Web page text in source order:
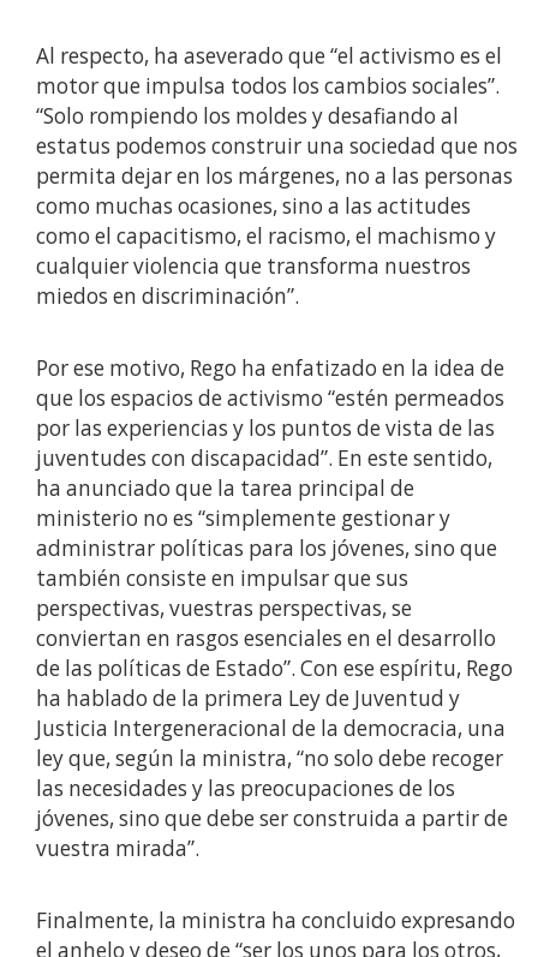
Al respecto, ha aseverado que “el activismo es el
motor que impulsa todos los cambios sociales”.
“Solo rompiendo los moldes y desafiando al
estatus podemos construir una sociedad que nos
permita dejar en los márgenes, no a las personas
como muchas ocasiones, sino a las actitudes
como el capacitismo, el racismo, el machismo y
cualquier violencia que transforma nuestros
miedos en discriminación”.
Por ese motivo, Rego ha enfatizado en la idea de
que los espacios de activismo “estén permeados
por las experiencias y los puntos de vista de las
juventudes con discapacidad”. En este sentido,
ha anunciado que la tarea principal de
ministerio no es “simplemente gestionar y
administrar políticas para los jóvenes, sino que
también consiste en impulsar que sus
perspectivas, vuestras perspectivas, se
conviertan en rasgos esenciales en el desarrollo
de las políticas de Estado”. Con ese espíritu, Rego
ha hablado de la primera Ley de Juventud y
Justicia Intergeneracional de la democracia, una
ley que, según la ministra, “no solo debe recoger
las necesidades y las preocupaciones de los
jóvenes, sino que debe ser construida a partir de
vuestra mirada”.
Finalmente, la ministra ha concluido expresando
el anhelo y deseo de “ser los unos para los otros,